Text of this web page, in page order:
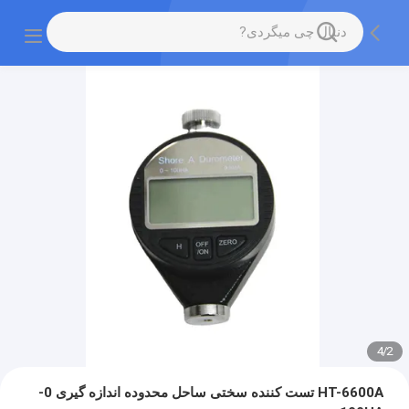
3
/
4
HT-6600A تست کننده سختی ساحل محدوده اندازه گیری 0-